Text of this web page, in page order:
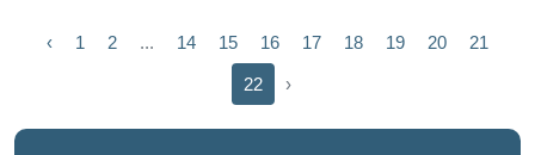
‹ 1 2 ... 14 15 16 17 18 19 20 21
22 ›